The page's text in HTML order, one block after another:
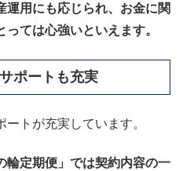
運用にも応じられ、お金に関
ては心強いといえます。
ポートも充実
トが充実しています。
輪定期便」では契約内容の一